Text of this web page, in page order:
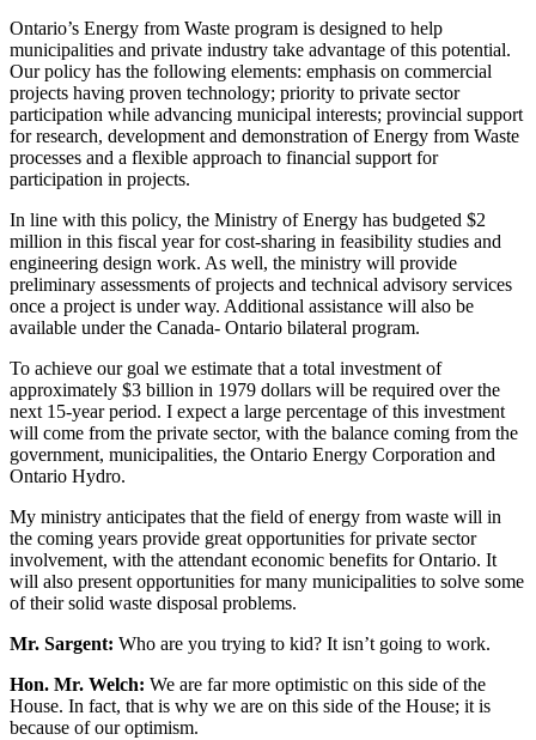
Ontario’s Energy from Waste program is designed to help
municipalities and private industry take advantage of this potential.
Our policy has the following elements: emphasis on commercial
projects having proven technology; priority to private sector
participation while advancing municipal interests; provincial support
for research, development and demonstration of Energy from Waste
processes and a flexible approach to financial support for
participation in projects.
In line with this policy, the Ministry of Energy has budgeted $2
million in this fiscal year for cost-sharing in feasibility studies and
engineering design work. As well, the ministry will provide
preliminary assessments of projects and technical advisory services
once a project is under way. Additional assistance will also be
available under the Canada- Ontario bilateral program.
To achieve our goal we estimate that a total investment of
approximately $3 billion in 1979 dollars will be required over the
next 15-year period. I expect a large percentage of this investment
will come from the private sector, with the balance coming from the
government, municipalities, the Ontario Energy Corporation and
Ontario Hydro.
My ministry anticipates that the field of energy from waste will in
the coming years provide great opportunities for private sector
involvement, with the attendant economic benefits for Ontario. It
will also present opportunities for many municipalities to solve some
of their solid waste disposal problems.
Mr. Sargent: Who are you trying to kid? It isn’t going to work.
Hon. Mr. Welch: We are far more optimistic on this side of the
House. In fact, that is why we are on this side of the House; it is
because of our optimism.